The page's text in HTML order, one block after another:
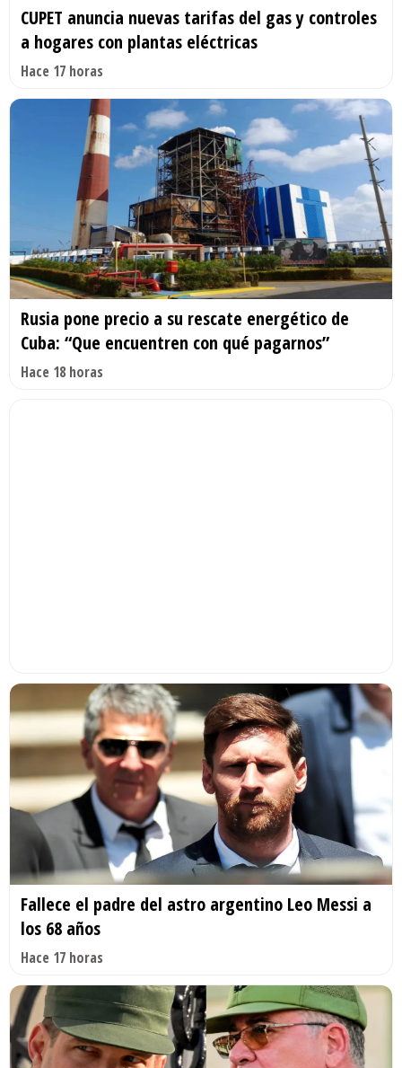
CUPET anuncia nuevas tarifas del gas y controles
a hogares con plantas eléctricas
Hace 17 horas
Rusia pone precio a su rescate energético de
Cuba: “Que encuentren con qué pagarnos”
Hace 18 horas
Fallece el padre del astro argentino Leo Messi a
los 68 años
Hace 17 horas